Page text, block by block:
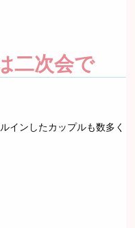
二次会で
インしたカップルも数多く